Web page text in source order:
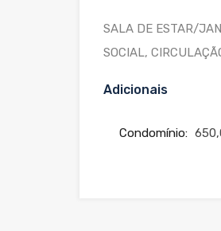
SALA DE ESTAR/
SOCIAL,
Adicionais
Condomínio: